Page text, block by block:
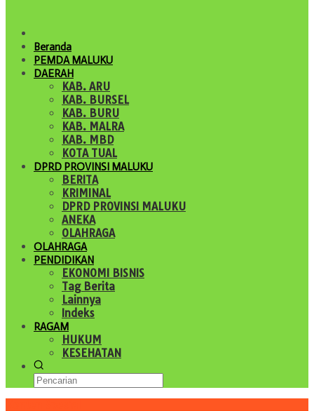
Beranda
PEMDA MALUKU
DAERAH
KAB. ARU
KAB. BURSEL
KAB. BURU
KAB. MALRA
KAB. MBD
KOTA TUAL
DPRD PROVINSI MALUKU
BERITA
KRIMINAL
DPRD PROVINSI MALUKU
ANEKA
OLAHRAGA
OLAHRAGA
PENDIDIKAN
EKONOMI BISNIS
Tag Berita
Lainnya
Indeks
RAGAM
HUKUM
KESEHATAN